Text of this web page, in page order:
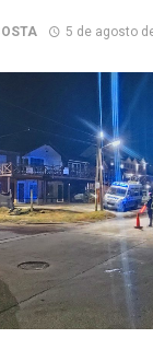
5 de agosto